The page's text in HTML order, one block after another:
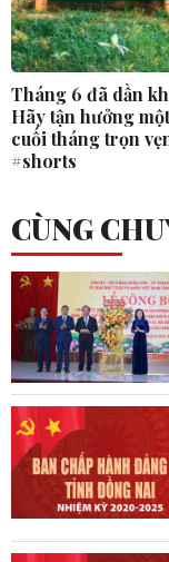
Tháng 6 đã dần
Hãy tận hưởng
cuối tháng trọn
#shorts
CÙNG